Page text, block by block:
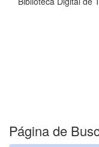
Página de